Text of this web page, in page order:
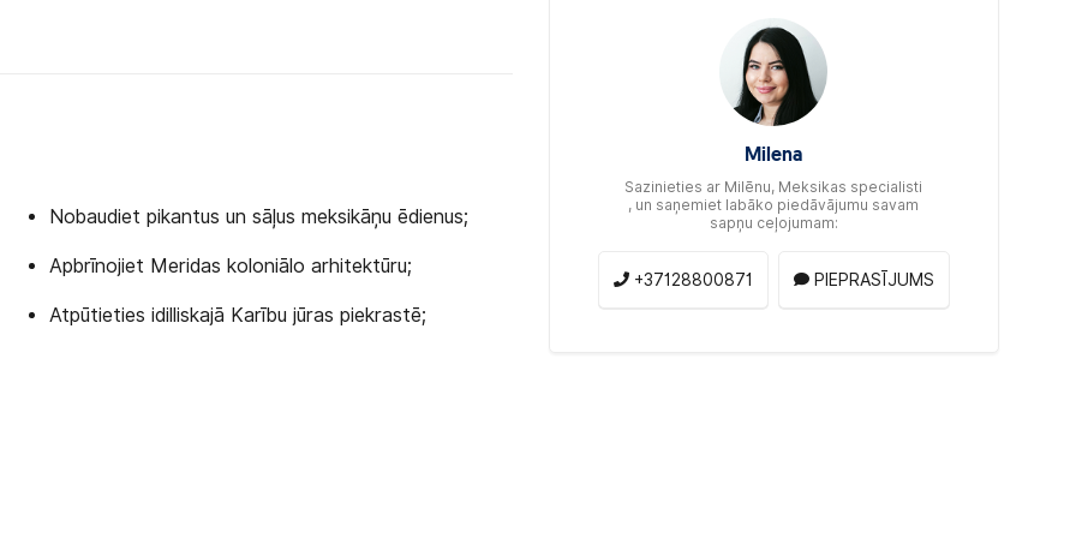
Nobaudiet pikantus un sāļus meksikāņu ēdienus;
Apbrīnojiet Meridas koloniālo arhitektūru;
Atpūtieties idilliskajā Karību jūras piekrastē;
Milena
Sazinieties ar Milēnu, Meksikas specialisti
, un saņemiet labāko piedāvājumu savam
sapņu ceļojumam:
+37128800871 PIEPRASĪJUMS